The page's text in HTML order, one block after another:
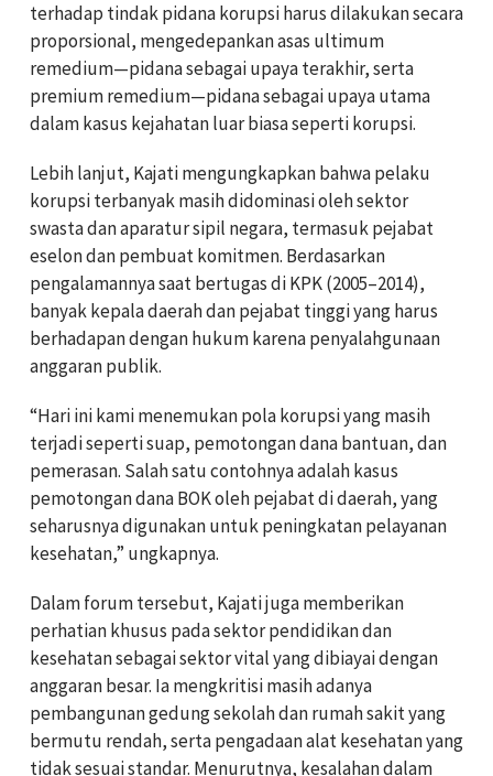
terhadap tindak pidana korupsi harus dilakukan secara
proporsional, mengedepankan asas ultimum
remedium—pidana sebagai upaya terakhir, serta
premium remedium—pidana sebagai upaya utama
dalam kasus kejahatan luar biasa seperti korupsi.
Lebih lanjut, Kajati mengungkapkan bahwa pelaku
korupsi terbanyak masih didominasi oleh sektor
swasta dan aparatur sipil negara, termasuk pejabat
eselon dan pembuat komitmen. Berdasarkan
pengalamannya saat bertugas di KPK (2005–2014),
banyak kepala daerah dan pejabat tinggi yang harus
berhadapan dengan hukum karena penyalahgunaan
anggaran publik.
“Hari ini kami menemukan pola korupsi yang masih
terjadi seperti suap, pemotongan dana bantuan, dan
pemerasan. Salah satu contohnya adalah kasus
pemotongan dana BOK oleh pejabat di daerah, yang
seharusnya digunakan untuk peningkatan pelayanan
kesehatan,” ungkapnya.
Dalam forum tersebut, Kajati juga memberikan
perhatian khusus pada sektor pendidikan dan
kesehatan sebagai sektor vital yang dibiayai dengan
anggaran besar. Ia mengkritisi masih adanya
pembangunan gedung sekolah dan rumah sakit yang
bermutu rendah, serta pengadaan alat kesehatan yang
tidak sesuai standar. Menurutnya, kesalahan dalam